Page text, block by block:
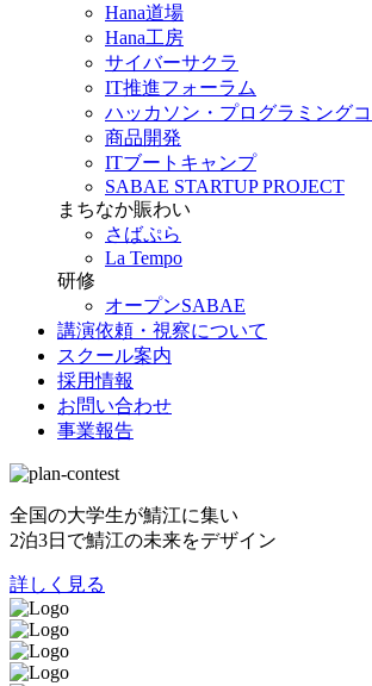
Hana道場
Hana工房
サイバーサクラ
IT推進フォーラム
ハッカソン・プログラミング
商品開発
ITブートキャンプ
SABAE STARTUP PROJECT
まちなか賑わい
さばぷら
La Tempo
研修
オープンSABAE
講演依頼・視察について
スクール案内
採用情報
お問い合わせ
事業報告
全国の大学生が鯖江に集い
2泊3日で鯖江の未来をデザイン
詳しく見る